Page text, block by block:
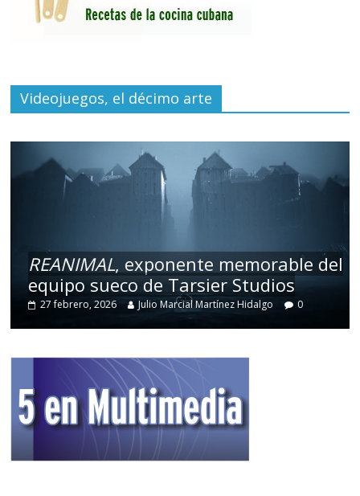
Videojuegos, el décimo arte
REANIMAL, exponente memorable del
equipo sueco de Tarsier Studios
27 febrero, 2026 Julio Marcial Martínez Hidalgo 0